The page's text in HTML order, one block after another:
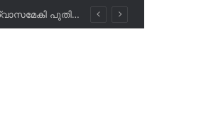
അബീർ ഹോസ്പിറ്റലിൽ രാത്രികാല പരിശോധനകൾ ഇനി സൗജന്യം; പ്രവാസികൾക്കും സ്ത്രീകൾക്കും ആശ്വാസമേകി പുതിയ പദ്ധതി!